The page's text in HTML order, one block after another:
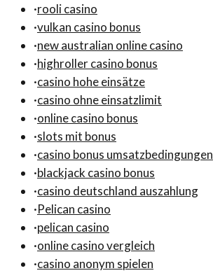
·rooli casino
·vulkan casino bonus
·new australian online casino
·highroller casino bonus
·casino hohe einsätze
·casino ohne einsatzlimit
·online casino bonus
·slots mit bonus
·casino bonus umsatzbedingungen
·blackjack casino bonus
·casino deutschland auszahlung
·Pelican casino
·pelican casino
·online casino vergleich
·casino anonym spielen